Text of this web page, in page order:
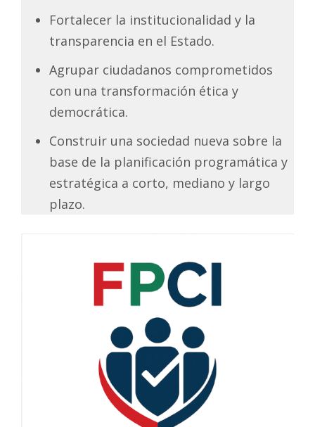
Fortalecer la institucionalidad y la
transparencia en el Estado.
Agrupar ciudadanos comprometidos
con una transformación ética y
democrática.
Construir una sociedad nueva sobre la
base de la planificación programática y
estratégica a corto, mediano y largo
plazo.